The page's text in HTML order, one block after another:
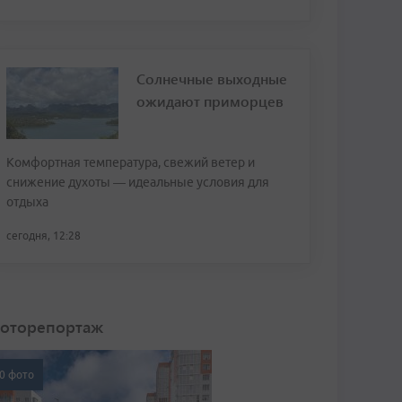
Солнечные выходные
ожидают приморцев
Комфортная температура, свежий ветер и
снижение духоты — идеальные условия для
отдыха
сегодня, 12:28
фото